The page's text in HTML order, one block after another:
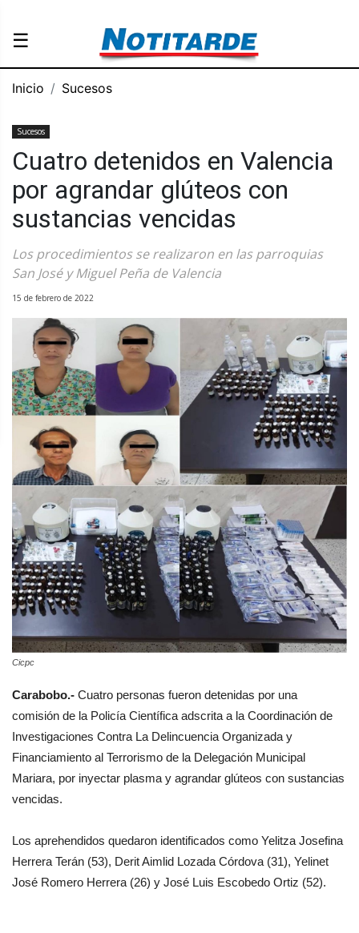
☰
Inicio Sucesos
Sucesos
Cuatro detenidos en Valencia
por agrandar glúteos con
sustancias vencidas
Los procedimientos se realizaron en las parroquias
San José y Miguel Peña de Valencia
15 de febrero de 2022
Cicpc
Carabobo.- Cuatro personas fueron detenidas por una
comisión de la Policía Científica adscrita a la Coordinación de
Investigaciones Contra La Delincuencia Organizada y
Financiamiento al Terrorismo de la Delegación Municipal
Mariara, por inyectar plasma y agrandar glúteos con sustancias
vencidas.
Los aprehendidos quedaron identificados como Yelitza Josefina
Herrera Terán (53), Derit Aimlid Lozada Córdova (31), Yelinet
José Romero Herrera (26) y José Luis Escobedo Ortiz (52).